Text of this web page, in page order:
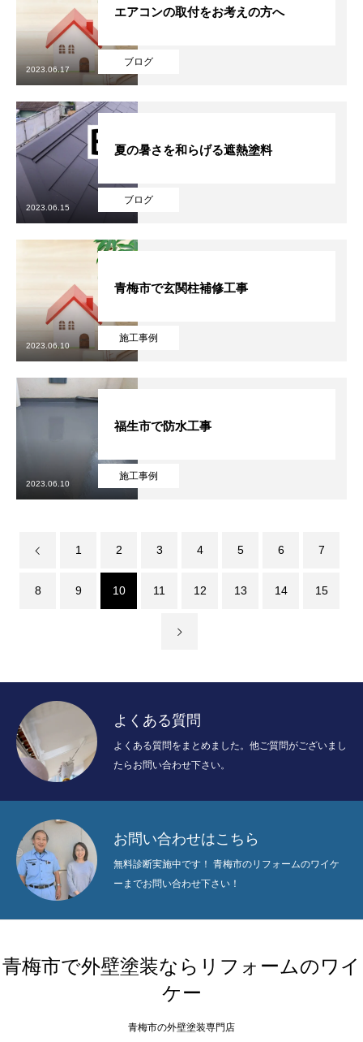
ブログ
エアコンの取付をお考えの方へ
2023.06.17
ブログ
夏の暑さを和らげる遮熱塗料
2023.06.15
施工事例
青梅市で玄関柱補修工事
2023.06.10
施工事例
福生市で防水工事
2023.06.10
1 2 3 4 5 6 7
8 9 10 11 12 13 14 15
よくある質問
よくある質問をまとめました。他ご質問がございまし
たらお問い合わせ下さい。
お問い合わせはこちら
無料診断実施中です！ 青梅市のリフォームのワイケ
ーまでお問い合わせ下さい！
青梅市で外壁塗装ならリフォームのワイ
ケー
青梅市の外壁塗装専門店